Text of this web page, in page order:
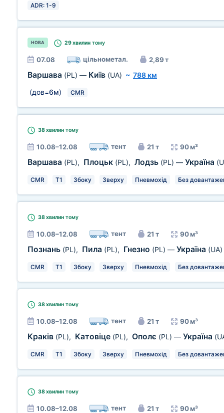
ADR: 1-9
НОВА 29 хвилин тому
07.08 цільнометал. 2,89 т
Варшава (PL) — Київ (UA) ~ 788 км
(дов=6м) CMR
38 хвилин тому
10.08–12.08 тент 21 т 90 м³
Варшава (PL), Плоцьк (PL), Лодзь (PL) — Україна
CMR T1 Збоку Зверху Пневмохід Без
38 хвилин тому
10.08–12.08 тент 21 т 90 м³
Познань (PL), Пила (PL), Гнезно (PL) — Україна (UA)
CMR T1 Збоку Зверху Пневмохід Без
38 хвилин тому
10.08–12.08 тент 21 т 90 м³
Краків (PL), Катовіце (PL), Ополє (PL) — Україна
CMR T1 Збоку Зверху Пневмохід Без
38 хвилин тому
10.08–12.08 тент 21 т 90 м³